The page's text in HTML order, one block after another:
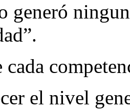
generó
cada
el nivel